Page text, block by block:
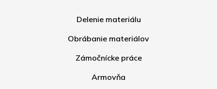
Delenie materiálu
Obrábanie materiálov
Zámočnícke práce
Armovňa